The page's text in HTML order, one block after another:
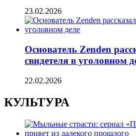
23.02.2026
Основатель Zenden
свидетеля в уголовном
22.02.2026
КУЛЬТУРА